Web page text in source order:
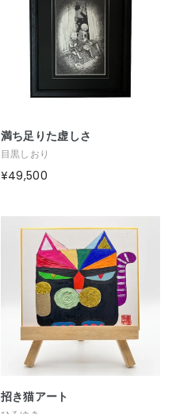
満ち足りた虚しさ
目黒しおり
¥49,500
招き猫アート